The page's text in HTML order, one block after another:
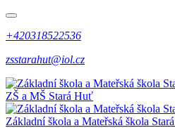
+420318522536
zsstarahut@iol.cz
ZŠ a MŠ Stará Huť
Základní škola a Mateřská škola